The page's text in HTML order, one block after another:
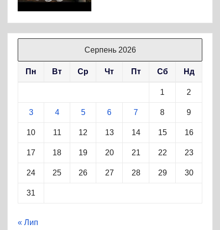
Серпень 2026
Пн Вт Ср Чт Пт Сб Нд
1 2
3 4 5 6 7 8 9
10 11 12 13 14 15 16
17 18 19 20 21 22 23
24 25 26 27 28 29 30
31
« Лип